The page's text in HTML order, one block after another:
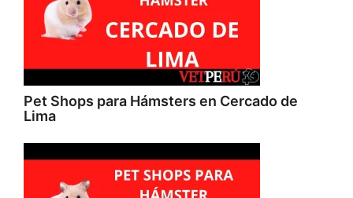
Pet Shops para Hámsters en Cercado de
Lima